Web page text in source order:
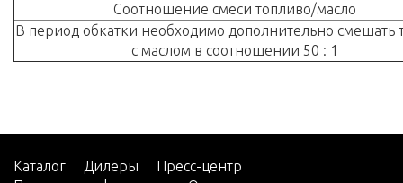
Соотношение смеси топливо/масло
В период обкатки необходимо дополнительно смешать
с маслом в соотношении 50 : 1
Каталог Дилеры
Пресс-центр